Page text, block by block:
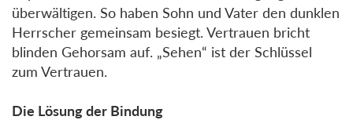
überwältigen. So haben Sohn und Vater den dunklen
Herrscher gemeinsam besiegt. Vertrauen bricht
blinden Gehorsam auf. „Sehen“ ist der Schlüssel
zum Vertrauen.
Die Lösung der Bindung